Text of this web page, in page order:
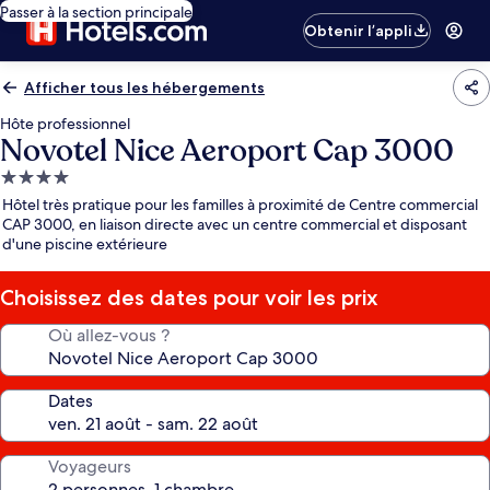
Passer à la section principale
Obtenir l’appli
Afficher tous les hébergements
Hôte professionnel
Novotel Nice Aeroport Cap 3000
Hébergement
4.0 étoiles
Hôtel très pratique pour les familles à proximité de Centre commercial
CAP 3000, en liaison directe avec un centre commercial et disposant
d'une piscine extérieure
Choisissez des dates pour voir les prix
Où allez-vous ?
Dates
Voyageurs